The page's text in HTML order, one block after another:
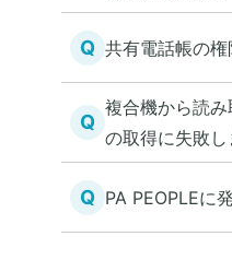
Q 共有電話帳の
Q
複合機から読
の取得に失敗
電話帳にアク
Q PA PEOPLEに